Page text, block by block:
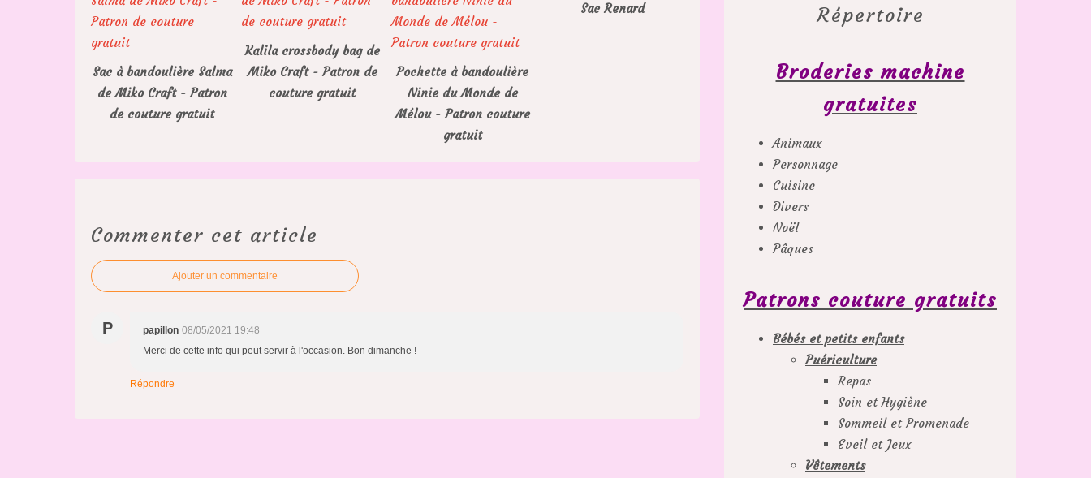
Sac à bandoulière Salma
de Miko Craft - Patron
de couture gratuit
Kalila crossbody bag de
Miko Craft - Patron de
couture gratuit
Pochette à bandoulière
Ninie du Monde de
Mélou - Patron couture
gratuit
Sac Renard
Commenter cet article
Ajouter un commentaire
P papillon 08/05/2021 19:48
Merci de cette info qui peut servir à l'occasion. Bon dimanche !
Répondre
Répertoire
Broderies machine
gratuites
Animaux
Personnage
Cuisine
Divers
Noël
Pâques
Patrons couture gratuits
Bébés et petits enfants
Puériculture
Repas
Soin et Hygiène
Sommeil et Promenade
Eveil et Jeux
Vêtements